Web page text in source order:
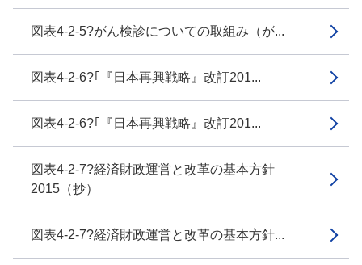
図表4-2-5?がん検診についての取組み（が...
図表4-2-6?｢『日本再興戦略』改訂201...
図表4-2-6?｢『日本再興戦略』改訂201...
図表4-2-7?経済財政運営と改革の基本方針
2015（抄）
図表4-2-7?経済財政運営と改革の基本方針...